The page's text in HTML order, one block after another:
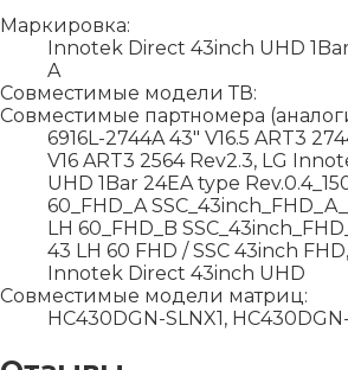
Маркировка:
Innotek Direct 43inch UHD
A
Совместимые модели ТВ:
Совместимые партномера
6916L-2744A 43" V16.5 ART3
V16 ART3 2564 Rev2.3, LG
UHD 1Bar 24EA type
60_FHD_A
LH 60_FHD_B
43 LH 60 FHD / SSC 43inch
Innotek Direct 43inch UHD
Совместимые модели матриц:
HC430DGN-SLNX1,